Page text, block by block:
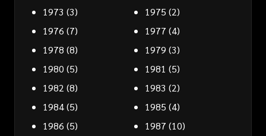
1973 (3) 1975 (2)
1976 (7) 1977 (4)
1978 (8) 1979 (3)
1980 (5) 1981 (5)
1982 (8) 1983 (2)
1984(5) 1985 (4)
1986 (5) 1987 (10)